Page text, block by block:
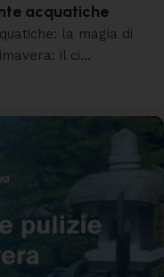
acquatiche
la magia di
il ci...